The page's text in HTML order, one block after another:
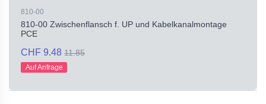
810-00
810-00 Zwischenflansch f. UP und Kabelkanalmontage
PCE
CHF 9.48 11.85
Auf Anfrage